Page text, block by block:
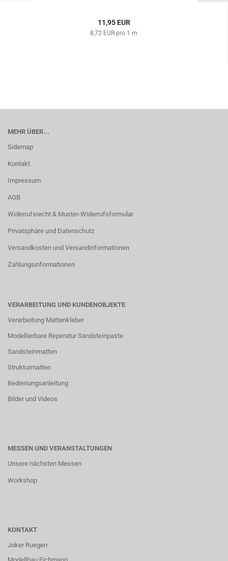
11,95 EUR
8,72 EUR pro 1 m
MEHR ÜBER...
Sidemap
Kontakt
Impressum
AGB
Widerrufsrecht & Muster-Widerrufsformular
Privatsphäre und Datenschutz
Versandkosten und Versandinformationen
Zahlungsinformationen
VERARBEITUNG UND KUNDENOBJEKTE
Verarbeitung Mattenkleber
Modellierbare Reperatur Sandsteinpaste
Sandsteinmatten
Strukturmatten
Bedienungsanleitung
Bilder und Videos
MESSEN UND VERANSTALTUNGEN
Unsere nächsten Messen
Workshop
KONTAKT
Joker Ruegen